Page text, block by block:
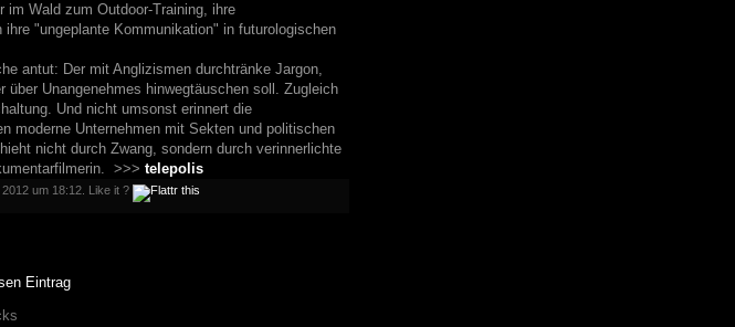
Wald zum Outdoor-Training, ihre
"ungeplante Kommunikation" in futurologischen
antut: Der mit Anglizismen durchtränke Jargon,
Unangenehmes hinwegtäuschen soll. Zugleich
Und nicht umsonst erinnert die
moderne Unternehmen mit Sekten und politischen
nicht durch Zwang, sondern durch verinnerlichte
>>> telepolis
um 18:12. Like it ?
Eintrag